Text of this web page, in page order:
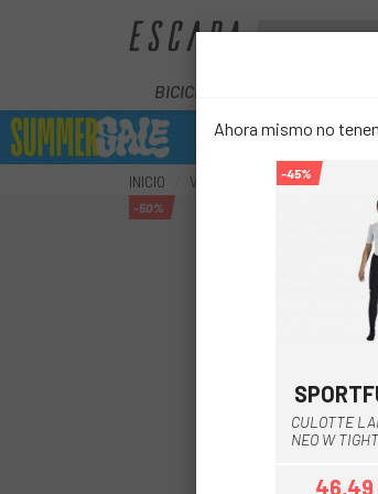
BICICLETAS
INICIO VESTUARIO CULOTTES
-50%
Ahora mismo no
-45%
CULOTTE
NEO W
46,49